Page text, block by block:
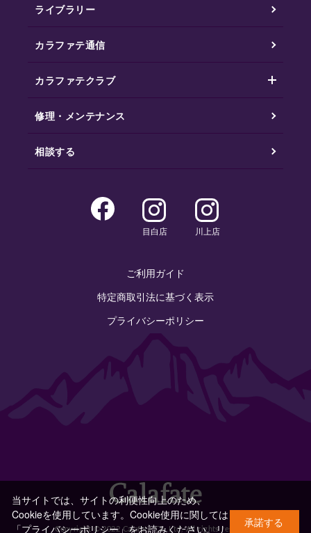
ライブラリー
カラファテ通信
カラファテクラブ
修理・メンテナンス
相談する
目白店 川上店
ご利用ガイド
特定商取引法に基づく表示
プライバシーポリシー
Copyright © 2022 Calafate Co.,Ltd. All rights reserved.
当サイトでは、サイトの利便性向上のため、
Cookieを使用しています。Cookie使用に関しては
「プライバシーポリシー」をお読みください。リ
承諾する